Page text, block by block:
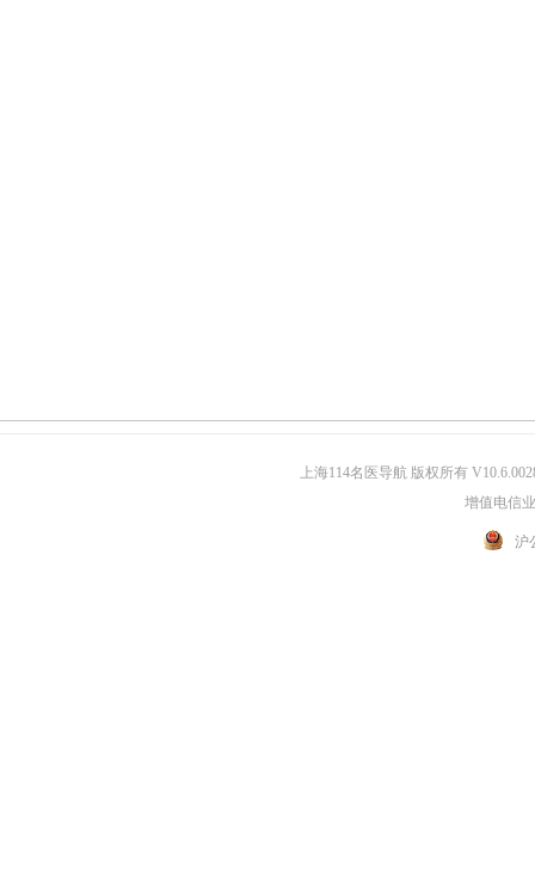
上海114名医导航 版权所有
增值电信
沪